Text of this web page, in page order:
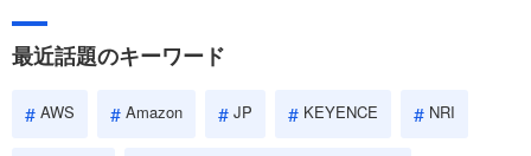
しょう。
最近話題のキーワード
AWS Amazon JP KEYENCE NRI